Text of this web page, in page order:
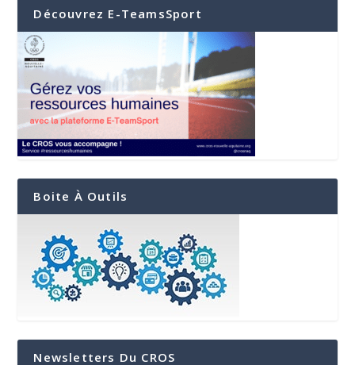
Découvrez E-TeamsSport
Boite À Outils
Newsletters Du CROS